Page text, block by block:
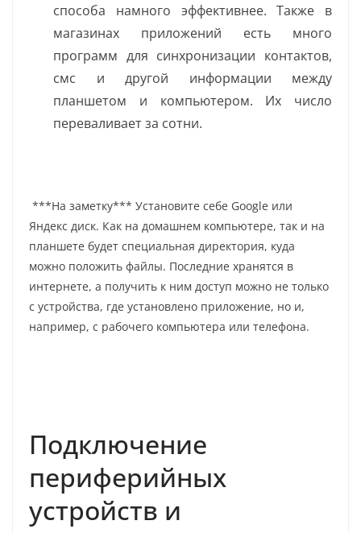
способа намного эффективнее. Также в
магазинах приложений есть много
программ для синхронизации контактов,
смс и другой информации между
планшетом и компьютером. Их число
переваливает за сотни.
***На заметку*** Установите себе Google или
Яндекс диск. Как на домашнем компьютере, так и на
планшете будет специальная директория, куда
можно положить файлы. Последние хранятся в
интернете, а получить к ним доступ можно не только
с устройства, где установлено приложение, но и,
например, с рабочего компьютера или телефона.
Подключение
периферийных
устройств и